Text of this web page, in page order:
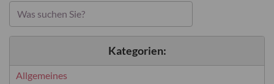
Kategorien:
Allgemeines